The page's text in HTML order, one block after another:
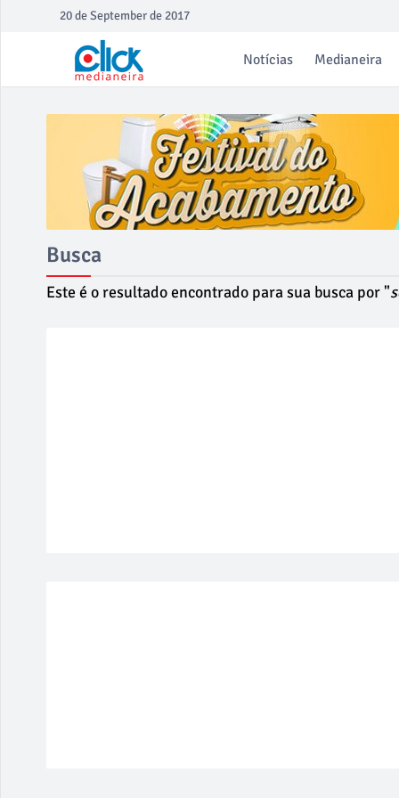
20 de September de 2017
Notícias Medianeira
Busca
Este é o resultado encontrado para sua busca por "